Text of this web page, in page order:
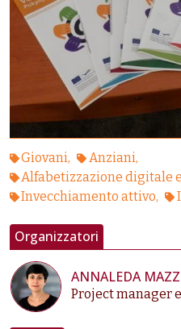
Giovani
Anziani
Alfabetizzazione digitale
Invecchiamento attivo
Organizzatori
ANNALEDA
Project manager